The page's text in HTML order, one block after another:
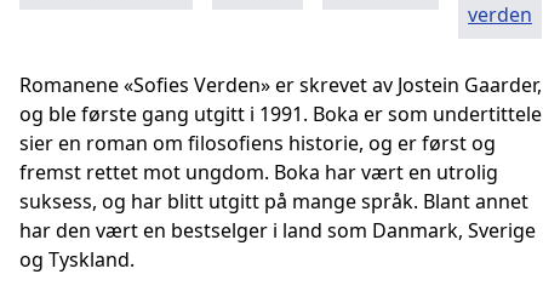
verden
Romanene «Sofies Verden» er skrevet av Jostein Gaarder,
og ble første gang utgitt i 1991. Boka er som
sier en roman om filosofiens historie, og er først og
fremst rettet mot ungdom. Boka har vært en utrolig
suksess, og har blitt utgitt på mange språk. Blant annet
har den vært en bestselger i land som Danmark, Sverige
og Tyskland.